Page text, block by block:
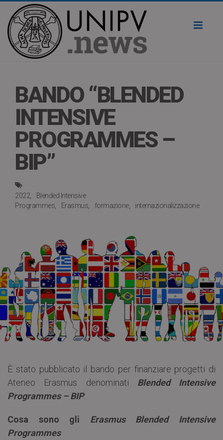
BANDO “BLENDED
INTENSIVE
PROGRAMMES –
BIP”
2022
Blended Intensive
Programmes
Erasmus formazione internazionalizzazione
È stato pubblicato il bando per finanziare progetti di
Ateneo Erasmus denominati Blended Intensive
Programmes – BIP.
Cosa sono gli Erasmus Blended Intensive
Programmes